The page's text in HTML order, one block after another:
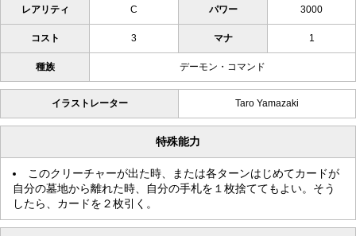
レアリティ C パワー 3000
コスト 3 マナ 1
種族 デーモン・コマンド
イラストレーター Taro Yamazaki
特殊能力
このクリーチャーが出た時、または各ターンはじめてカードが
自分の墓地から離れた時、自分の手札を１枚捨ててもよい。そう
したら、カードを２枚引く。